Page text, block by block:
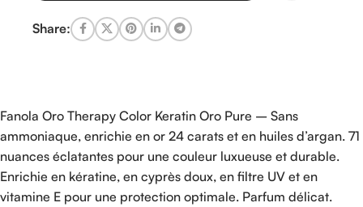
Share:
Fanola Oro Therapy Color Keratin Oro Pure – Sans
ammoniaque, enrichie en or 24 carats et en huiles d’argan. 71
nuances éclatantes pour une couleur luxueuse et durable.
Enrichie en kératine, en cyprès doux, en filtre UV et en
vitamine E pour une protection optimale. Parfum délicat.